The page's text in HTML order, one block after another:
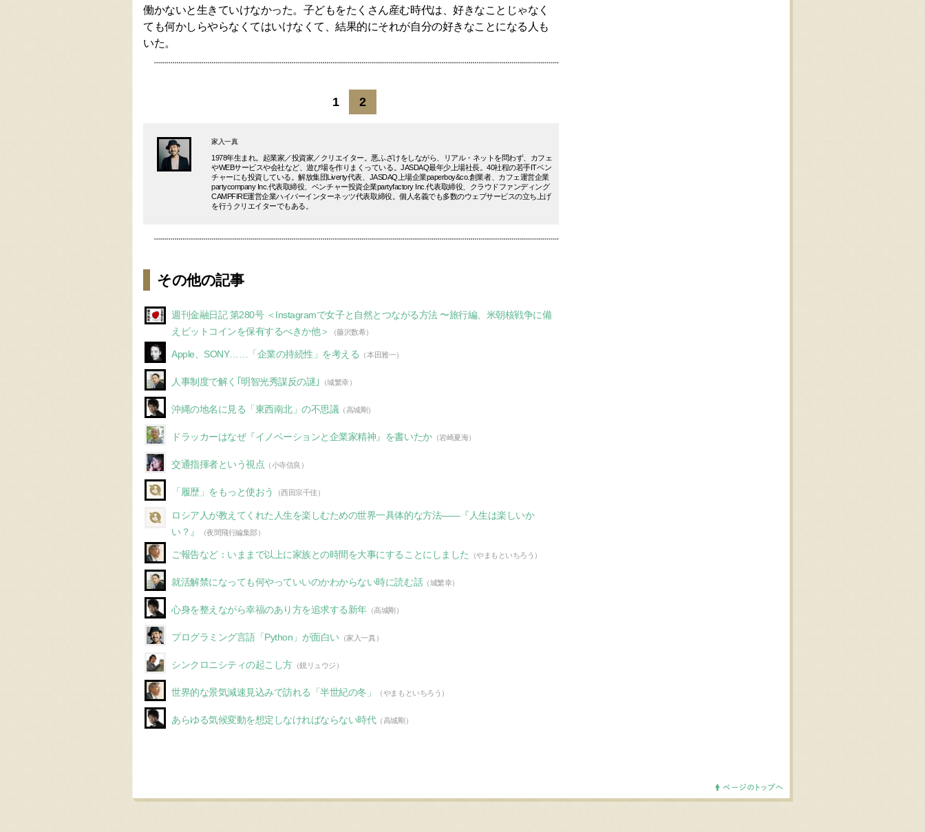
働かないと生きていけなかった。子どもをたくさん産む時代は、好きなことじゃなく
ても何かしらやらなくてはいけなくて、結果的にそれが自分の好きなことになる人も
いた。
1 2
家入一真
1978年生まれ。起業家／投資家／クリエイター。悪ふざけをしながら、リアル・ネットを問わず、カフェ
やWEBサービスや会社など、遊び場を作りまくっている。JASDAQ最年少上場社長。40社程の若手ITベン
チャーにも投資している。解放集団Liverty代表、JASDAQ上場企業paperboy&co.創業者、カフェ運営企業
partycompany Inc.代表取締役、ベンチャー投資企業partyfactory Inc.代表取締役、クラウドファンディング
CAMPFIRE運営企業ハイパーインターネッツ代表取締役。個人名義でも多数のウェブサービスの立ち上げ
を行うクリエイターでもある。
その他の記事
週刊金融日記 第280号 ＜Instagramで女子と自然とつながる方法 〜旅行編、米朝核戦争に備
えビットコインを保有するべきか他＞
（藤沢数希）
Apple、SONY……「企業の持続性」を考える （本田雅一）
人事制度で解く｢明智光秀謀反の謎｣ （城繁幸）
沖縄の地名に見る「東西南北」の不思議 （高城剛）
ドラッカーはなぜ『イノベーションと企業家精神』を書いたか（岩崎夏海）
交通指揮者という視点 （小寺信良）
「履歴」をもっと使おう （西田宗千佳）
ロシア人が教えてくれた人生を楽しむための世界一具体的な方法――『人生は楽しいか
い？』
（夜間飛行編集部）
ご報告など：いままで以上に家族との時間を大事にすることにしました （やまもといちろう）
就活解禁になっても何やっていいのかわからない時に読む話（城繁幸）
心身を整えながら幸福のあり方を追求する新年（高城剛）
プログラミング言語「Python」が面白い （家入一真）
シンクロニシティの起こし方（鏡リュウジ）
世界的な景気減速見込みで訪れる「半世紀の冬」 （やまもといちろう）
あらゆる気候変動を想定しなければならない時代（高城剛）